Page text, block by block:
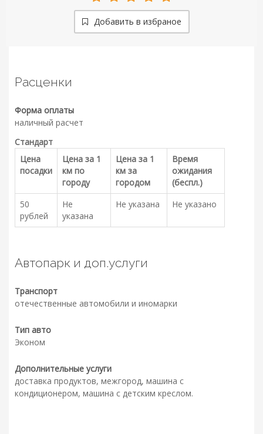
Добавить в избраное
Расценки
Форма оплаты
наличный расчет
Стандарт
Цена
посадки
Цена за 1
км по
городу
Цена за 1
км за
городом
Время
ожидания
(беспл.)
50
рублей
Не
указана
Не указана Не указано
Автопарк и доп.услуги
Транспорт
отечественные автомобили и иномарки
Тип авто
Эконом
Дополнительные услуги
доставка продуктов, межгород, машина с
кондиционером, машина с детским креслом.